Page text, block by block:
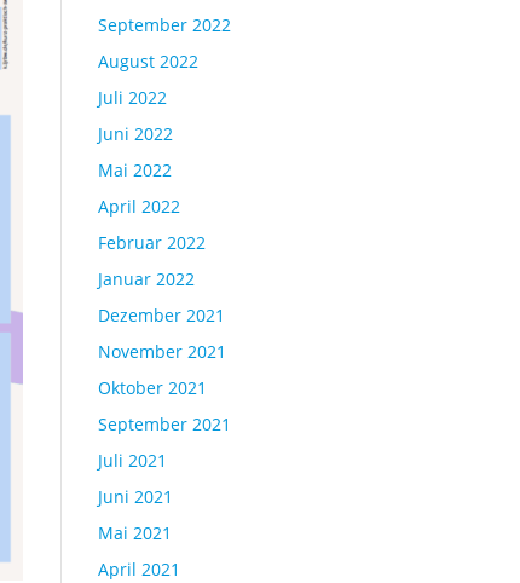
September 2022
August 2022
Juli 2022
Juni 2022
Mai 2022
April 2022
Februar 2022
Januar 2022
Dezember 2021
November 2021
Oktober 2021
September 2021
Juli 2021
Juni 2021
Mai 2021
April 2021